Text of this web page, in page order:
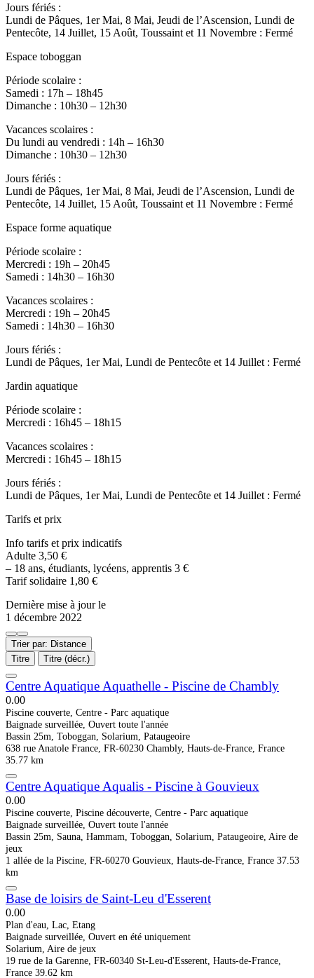
Jours fériés :
Lundi de Pâques, 1er Mai, 8 Mai, Jeudi de l’Ascension, Lundi de
Pentecôte, 14 Juillet, 15 Août, Toussaint et 11 Novembre : Fermé
Espace toboggan
Période scolaire :
Samedi : 17h – 18h45
Dimanche : 10h30 – 12h30
Vacances scolaires :
Du lundi au vendredi : 14h – 16h30
Dimanche : 10h30 – 12h30
Jours fériés :
Lundi de Pâques, 1er Mai, 8 Mai, Jeudi de l’Ascension, Lundi de
Pentecôte, 14 Juillet, 15 Août, Toussaint et 11 Novembre : Fermé
Espace forme aquatique
Période scolaire :
Mercredi : 19h – 20h45
Samedi : 14h30 – 16h30
Vacances scolaires :
Mercredi : 19h – 20h45
Samedi : 14h30 – 16h30
Jours fériés :
Lundi de Pâques, 1er Mai, Lundi de Pentecôte et 14 Juillet : Fermé
Jardin aquatique
Période scolaire :
Mercredi : 16h45 – 18h15
Vacances scolaires :
Mercredi : 16h45 – 18h15
Jours fériés :
Lundi de Pâques, 1er Mai, Lundi de Pentecôte et 14 Juillet : Fermé
Tarifs et prix
Info tarifs et prix indicatifs
Adulte 3,50 €
– 18 ans, étudiants, lycéens, apprentis 3 €
Tarif solidaire 1,80 €
Dernière mise à jour le
1 décembre 2022
Trier par: Distance
Titre
Titre (décr.)
Centre Aquatique Aquathelle - Piscine de Chambly
0.00
Piscine couverte, Centre - Parc aquatique
Baignade surveillée, Ouvert toute l'année
Bassin 25m, Toboggan, Solarium, Pataugeoire
638 rue Anatole France, FR-60230 Chambly, Hauts-de-France, France
35.77 km
Centre Aquatique Aqualis - Piscine à Gouvieux
0.00
Piscine couverte, Piscine découverte, Centre - Parc aquatique
Baignade surveillée, Ouvert toute l'année
Bassin 25m, Sauna, Hammam, Toboggan, Solarium, Pataugeoire, Aire de
jeux
1 allée de la Piscine, FR-60270 Gouvieux, Hauts-de-France, France 37.53
km
Base de loisirs de Saint-Leu d'Esserent
0.00
Plan d'eau, Lac, Etang
Baignade surveillée, Ouvert en été uniquement
Solarium, Aire de jeux
19 rue de la Garenne, FR-60340 St-Leu-d'Esserent, Hauts-de-France,
France 39.62 km